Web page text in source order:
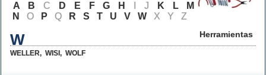
Herramientas
A B C D E F G H J K L
M
N
O P Q R S T U V W X Y Z
W
WELLER, WISI , WOLF